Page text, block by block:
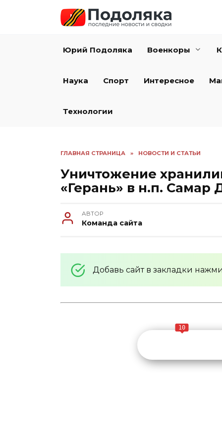
Юрий Подоляка Военкоры
Наука Спорт Интересное
Технологии
ГЛАВНАЯ СТРАНИЦА » НОВОСТИ И СТАТЬИ
Уничтожение
«Герань» в н.п. Самар
АВТОР
Команда сайта
Добавь сайт в закладки
10